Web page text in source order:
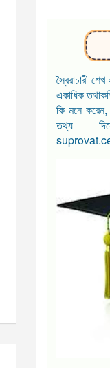
স্বৈরাচারী
একাধিক
কি মনে
তথ্য